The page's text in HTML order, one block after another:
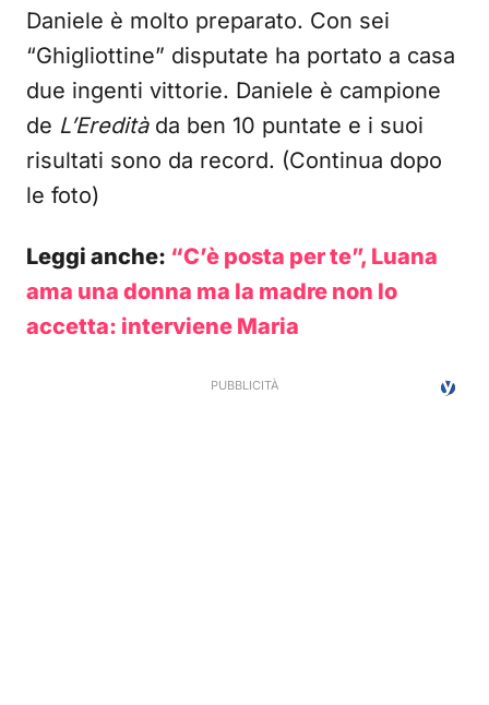
Daniele è molto preparato. Con sei
“Ghigliottine” disputate ha portato a casa
due ingenti vittorie. Daniele è campione
de L’Ereditàda ben 10 puntate e i suoi
risultati sono da record. (Continua dopo
le foto)
Leggi anche: “C’è posta per te”, Luana
ama una donna ma la madre non lo
accetta: interviene Maria